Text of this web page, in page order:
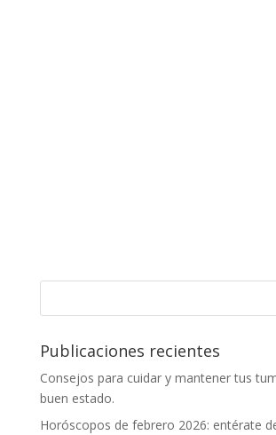
Publicaciones recientes
Consejos para cuidar y mantener tus
buen estado.
Horóscopos de febrero 2026: entérate